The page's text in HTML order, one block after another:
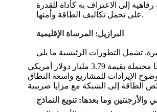
إلى الاعتراف به كأداة للقدرة
على تحمل تكاليف الطاقة وأمنها.
البرازيل: المرساة الإقليمية
الإيرادات للمشاريع واسعة النطاق
الطاقة إلى الشبكة مع مزايا ضريبية
والأرجنتين وما بعدها: تنويع النماذج